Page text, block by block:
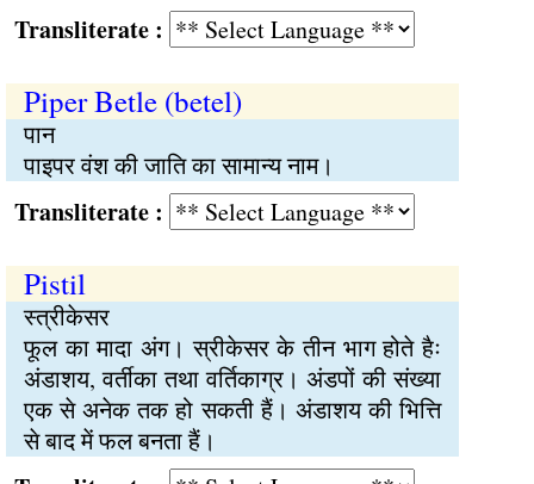
:
Piper Betle (betel)
पान
पाइपर वंश की जाति का सामान्य नाम।
:
Pistil
स्त्रीकेसर
फूल का मादा अंग। स्रीकेसर के तीन भाग होते हैः
अंडाशय, वर्तीका तथा वर्तिकाग्र। अंडपों की संख्या
एक से अनेक तक हो सकती हैं। अंडाशय की भित्ति
से बाद में फल बनता हैं।